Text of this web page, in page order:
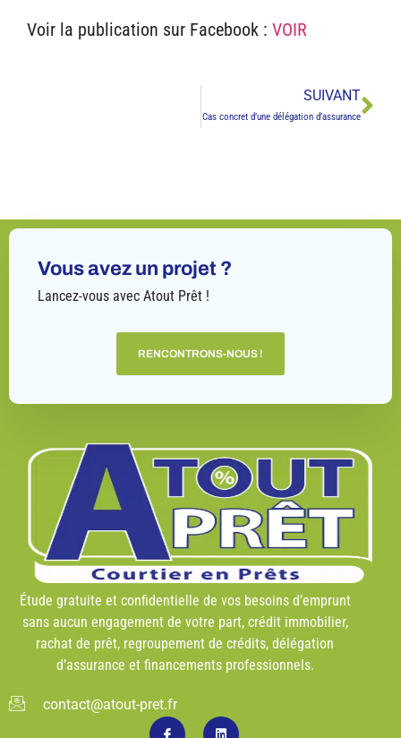
Voir la publication sur Facebook : VOIR
SUIVANT
Cas concret d’une délégation d’assurance
Vous avez un projet ?
Lancez-vous avec Atout Prêt !
RENCONTRONS-NOUS !
Étude gratuite et confidentielle de vos besoins d’emprunt
sans aucun engagement de votre part, crédit immobilier,
rachat de prêt, regroupement de crédits, délégation
d’assurance et financements professionnels.
contact@atout-pret.fr